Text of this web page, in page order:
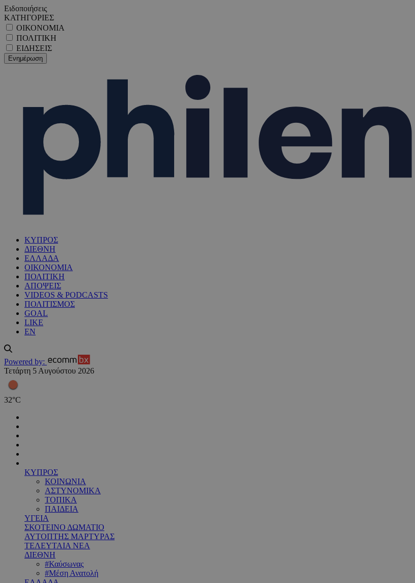
Ειδοποιήσεις
ΚΑΤΗΓΟΡΙΕΣ
ΟΙΚΟΝΟΜΙΑ
ΠΟΛΙΤΙΚΗ
ΕΙΔΗΣΕΙΣ
ΚΥΠΡΟΣ
ΔΙΕΘΝΗ
ΕΛΛΑΔΑ
ΟΙΚΟΝΟΜΙΑ
ΠΟΛΙΤΙΚΗ
ΑΠΟΨΕΙΣ
VIDEOS & PODCASTS
ΠΟΛΙΤΙΣΜΟΣ
GOAL
LIKE
EN
Powered by:
Τετάρτη 5 Αυγούστου 2026
32°C
ΚΥΠΡΟΣ
ΚΟΙΝΩΝΙΑ
ΑΣΤΥΝΟΜΙΚΑ
ΤΟΠΙΚΑ
ΠΑΙΔΕΙΑ
ΥΓΕΙΑ
ΣΚΟΤΕΙΝΟ ΔΩΜΑΤΙΟ
ΑΥΤΟΠΤΗΣ ΜΑΡΤΥΡΑΣ
ΤΕΛΕΥΤΑΙΑ ΝΕΑ
ΔΙΕΘΝΗ
#Καύσωνας
#Μέση Ανατολή